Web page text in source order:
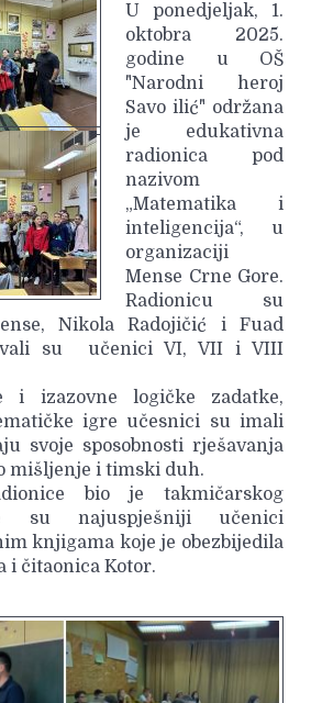
U ponedjeljak, 1.
oktobra 2025.
godine u OŠ
"Narodni heroj
Savo ilić" održana
je edukativna
radionica pod
nazivom
„Matematika i
inteligencija“, u
organizaciji
Mense Crne Gore.
Radionicu su
Nikola Radojičić i Fuad
su učenici VI, VII i VIII
i izazovne logičke zadatke,
igre učesnici su imali
svoje sposobnosti rješavanja
mišljenje i timski duh.
bio je takmičarskog
su najuspješniji učenici
knjigama koje je obezbijedila
i čitaonica Kotor.